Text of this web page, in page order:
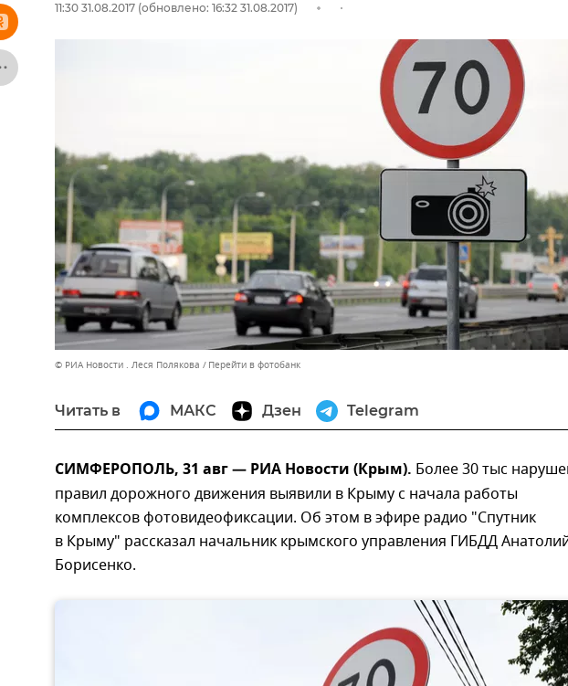
11:30 31.08.2017 (обновлено: 16:32 31.08.2017)
© РИА Новости . Леся Полякова Перейти в фотобанк
Читать в МАКС Дзен Telegram
СИМФЕРОПОЛЬ, 31 авг — РИА Новости (Крым). Более 30 тыс
правил дорожного движения выявили в Крыму с начала работы
комплексов фотовидеофиксации. Об этом в эфире радио "Спутник
в Крыму" рассказал начальник крымского управления ГИБДД
Борисенко.